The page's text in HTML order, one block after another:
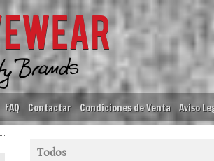
FAQ Contactar Condiciones de Venta Aviso
Todos